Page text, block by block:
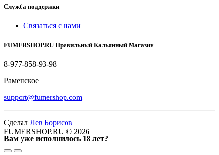
Служба поддержки
Связаться с нами
FUMERSHOP.RU Правильный Кальянный Магазин
8-977-858-93-98
Раменское
support@fumershop.com
Сделал Лев Борисов
FUMERSHOP.RU © 2026
Вам уже исполнилось 18 лет?